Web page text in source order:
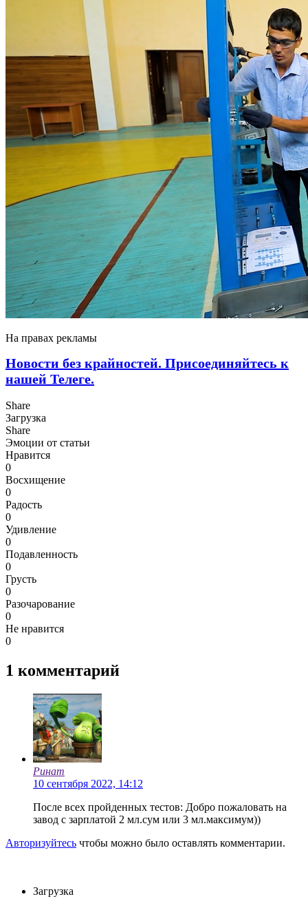
На правах рекламы
Новости без крайностей. Присоединяйтесь к
нашей Телеге.
Share
Загрузка
Share
Эмоции от статьи
Нравится
0
Восхищение
0
Радость
0
Удивление
0
Подавленность
0
Грусть
0
Разочарование
0
Не нравится
0
1 комментарий
Ринат
10 сентября 2022, 14:12
После всех пройденных тестов: Добро пожаловать на
завод с зарплатой 2 мл.сум или 3 мл.максимум))
Авторизуйтесь чтобы можно было оставлять комментарии.
Загрузка